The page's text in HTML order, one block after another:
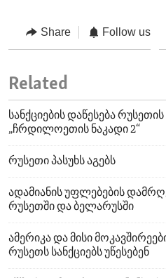
Share Follow us
Related
სანქციების დაწესება
„ჩრდილოეთის ნაკადი 2“
რუსეთი პასუხს აგებს
ადამიანის უფლებების
რუსეთში და ბელარუსში
ამერიკა და მისი
რუსეთს სანქციებს უწესებენ